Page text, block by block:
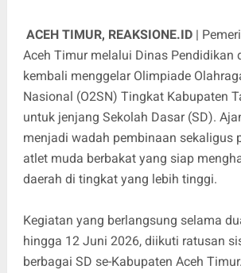
ACEH TIMUR, REAKSIONE.ID|
Aceh Timur melalui Dinas Pendidikan
kembali menggelar Olimpiade
Nasional (O2SN) Tingkat Kabupaten
untuk jenjang Sekolah Dasar (SD).
menjadi wadah pembinaan sekaligus
atlet muda berbakat yang siap
daerah di tingkat yang lebih tinggi.
Kegiatan yang berlangsung selama
hingga 12 Juni 2026, diikuti ratusan
berbagai SD se-Kabupaten Aceh